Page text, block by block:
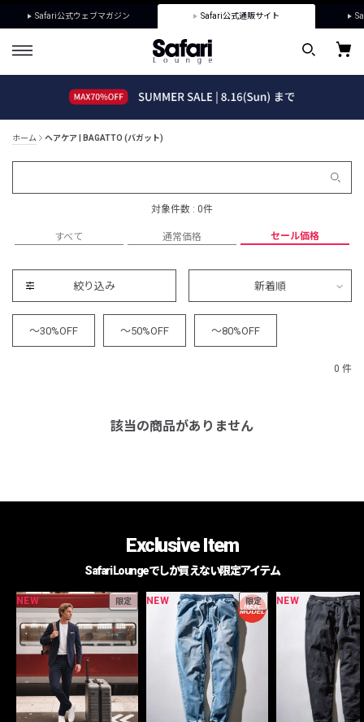
Safari公式ウェブマガジン Safari公式通販サイト
ホーム ヘアケア | BAGATTO (バガット)
対象件数 : 0件
すべて 通常価格 セール価格
絞り込み 新着順
～30%OFF ～50%OFF ～80%OFF
0 件
該当の商品がありません
Exclusive Item
Safari Loungeでしか買えない限定アイテム
NEW 限定 NEW 限定 NEW